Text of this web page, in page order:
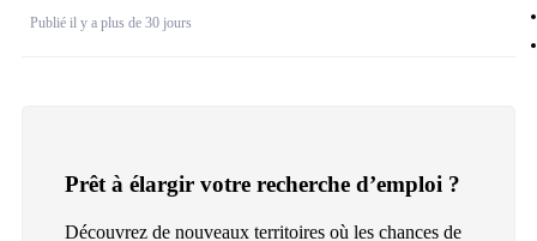
Publié il y a plus de 30 jours
Prêt à élargir votre recherche d’emploi ?
Découvrez de nouveaux territoires où les chances de